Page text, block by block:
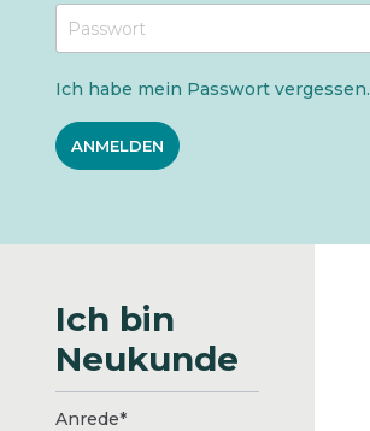
Ich habe mein Passwort vergessen.
ANMELDEN
Ich bin
Neukunde
Anrede*